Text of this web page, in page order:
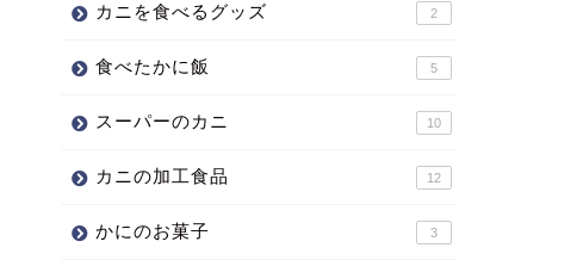
カニを食べるグッズ 2
食べたかに飯 5
スーパーのカニ 10
カニの加工食品 12
かにのお菓子 3